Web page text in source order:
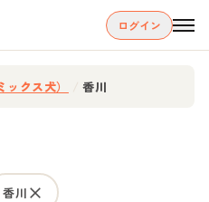
ログイン
ックス犬） 香川
香川